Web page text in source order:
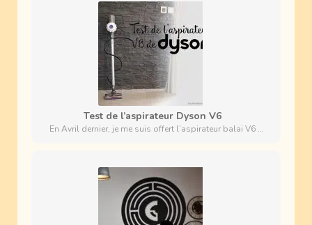
Test de l’aspirateur Dyson V6
En Avril dernier, je me suis offert l’aspirateur balai V6 …